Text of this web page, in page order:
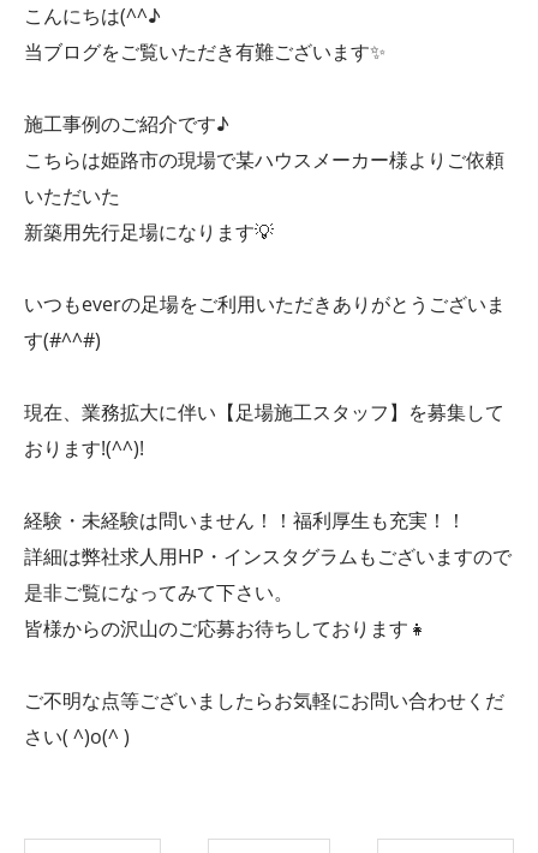
こんにちは(^^♪
当ブログをご覧いただき有難ございます✨
施工事例のご紹介です♪
こちらは姫路市の現場で某ハウスメーカー様よりご依頼
いただいた
新築用先行足場になります💡
いつもeverの足場をご利用いただきありがとうございま
す(#^^#)
現在、業務拡大に伴い【足場施工スタッフ】を募集して
おります!(^^)!
経験・未経験は問いません！！福利厚生も充実！！
詳細は弊社求人用HP・インスタグラムもございますので
是非ご覧になってみて下さい。
皆様からの沢山のご応募お待ちしております👧
ご不明な点等ございましたらお気軽にお問い合わせくだ
さい( ^)o(^ )